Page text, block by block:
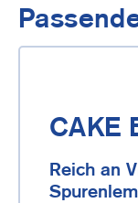
CAKE
Reich an